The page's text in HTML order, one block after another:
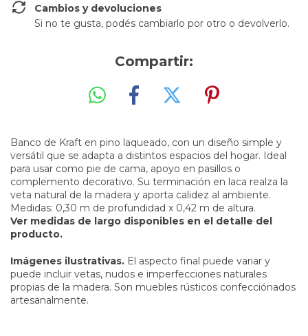
Cambios y devoluciones
Si no te gusta, podés cambiarlo por otro o devolverlo.
Compartir:
Banco de Kraft en pino laqueado, con un diseño simple y
versátil que se adapta a distintos espacios del hogar. Ideal
para usar como pie de cama, apoyo en pasillos o
complemento decorativo. Su terminación en laca realza la
veta natural de la madera y aporta calidez al ambiente.
Medidas: 0,30 m de profundidad x 0,42 m de altura.
Ver medidas de largo disponibles en el detalle del
producto.
Imágenes ilustrativas. El aspecto final puede variar y
puede incluir vetas, nudos e imperfecciones naturales
propias de la madera. Son muebles rústicos confecciónados
artesanalmente.